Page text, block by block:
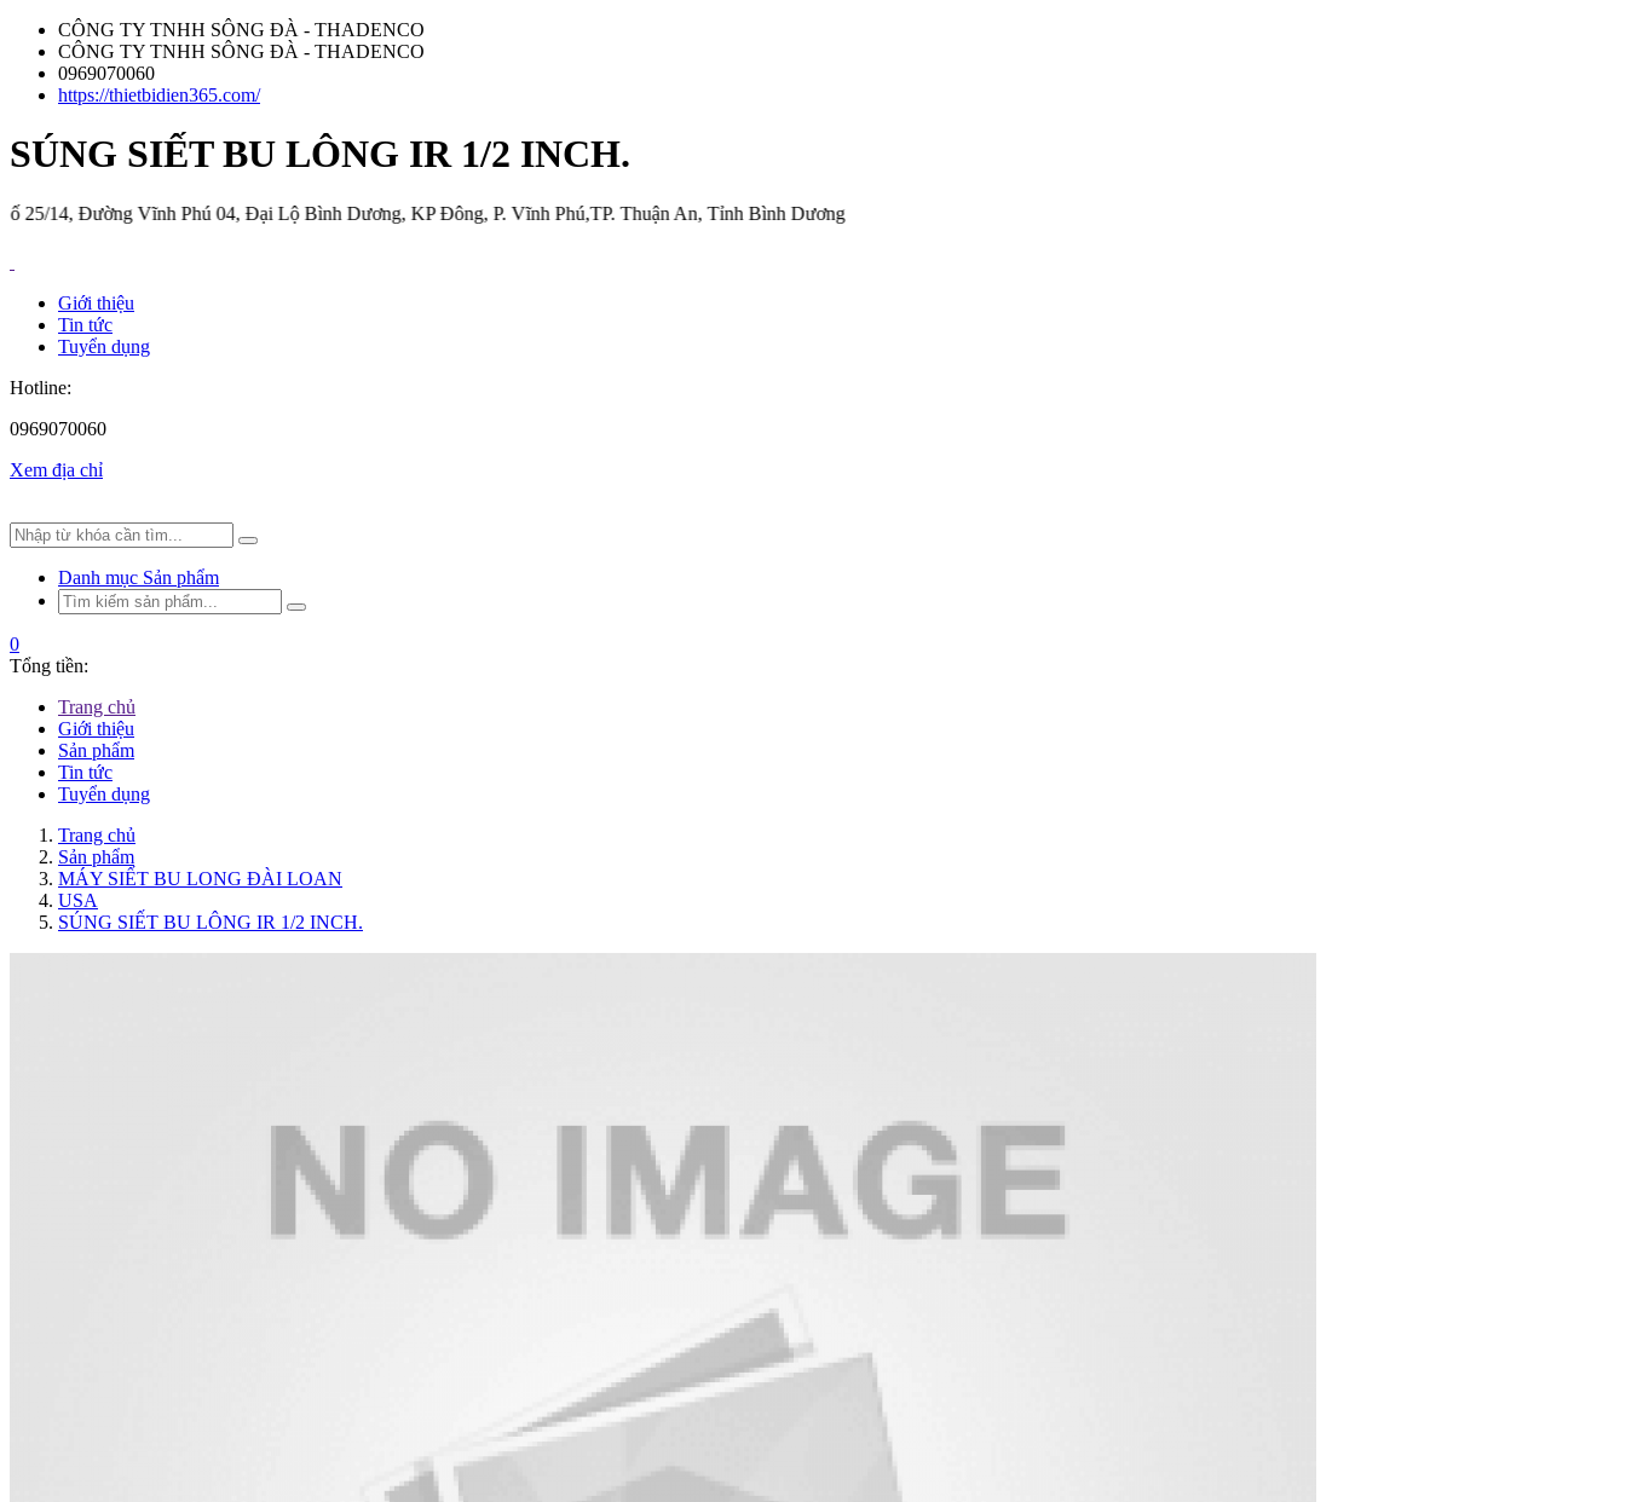
CÔNG TY TNHH SÔNG ĐÀ - THADENCO
CÔNG TY TNHH SÔNG ĐÀ - THADENCO
0969070060
https://thietbidien365.com/
SÚNG SIẾT BU LÔNG IR 1/2 INCH.
Vĩnh Phú 04, Đại Lộ Bình Dương, KP Đông, P. Vĩnh Phú,TP. Thuận An, Tỉnh Bình Dương
Giới thiệu
Tin tức
Tuyển dụng
Hotline:
0969070060
Xem địa chỉ
Danh mục Sản phẩm
0
Tổng tiền:
Trang chủ
Giới thiệu
Sản phẩm
Tin tức
Tuyển dụng
Trang chủ
Sản phẩm
MÁY SIẾT BU LONG ĐÀI LOAN
USA
SÚNG SIẾT BU LÔNG IR 1/2 INCH.